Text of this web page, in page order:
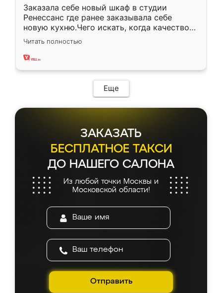
Заказала себе новый шкаф в студии
Ренессанс где ранее заказывала себе
новую кухню.Чего искать, когда качеством
вполне довольна. Служит кухня уже почти
два года, нареканий нет.
Читать полностью
Еще
ЗАКАЗАТЬ
БЕСПЛАТНОЕ ТАКСИ
ДО НАШЕГО САЛОНА
Из любой точки Москвы и
Московской области!
Отправить